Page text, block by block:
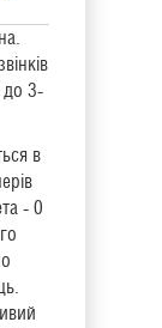
до 3-
в
- 0